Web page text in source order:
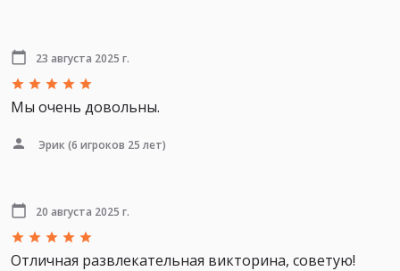
23 августа 2025 г.
Мы очень довольны.
Эрик (6 игроков 25 лет)
20 августа 2025 г.
Отличная развлекательная викторина, советую!